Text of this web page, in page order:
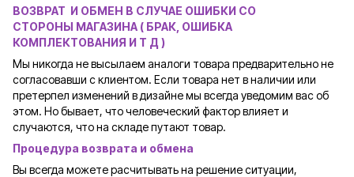
ВОЗВРАТ И ОБМЕН В СЛУЧАЕ ОШИБКИ СО
СТОРОНЫ МАГАЗИНА ( БРАК, ОШИБКА
КОМПЛЕКТОВАНИЯ И Т Д )
Мы никогда не высылаем аналоги товара предварительно не
согласовавши с клиентом. Если товара нет в наличии или
претерпел изменений в дизайне мы всегда уведомим вас об
этом. Но бывает, что человеческий фактор влияет и
случаются, что на складе путают товар.
Процедура возврата и обмена
Вы всегда можете расчитывать на решение ситуации,